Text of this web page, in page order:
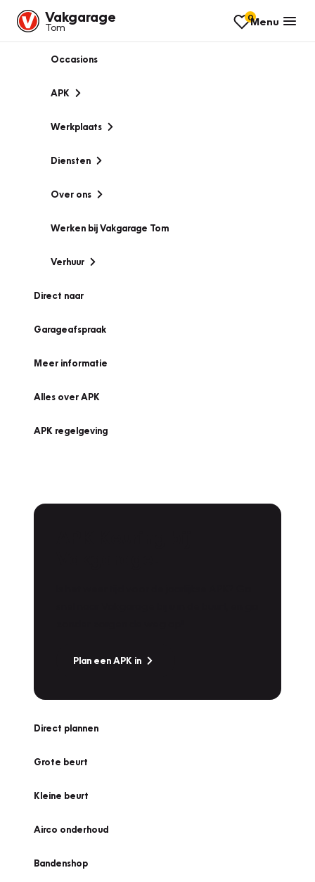
Vakgarage
Tom
0Menu
Occasions
APK
Werkplaats
Diensten
Over ons
Werken bij Vakgarage Tom
Verhuur
Direct naar
Garageafspraak
Meer informatie
Alles over APK
APK regelgeving
Plan een APK in
Direct plannen
Grote beurt
Kleine beurt
Airco onderhoud
Bandenshop